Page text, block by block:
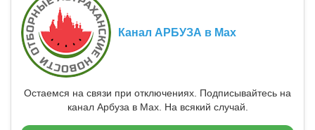
Канал АРБУЗА в Max
Остаемся на связи при отключениях. Подписывайтесь на
канал Арбуза в Max. На всякий случай.